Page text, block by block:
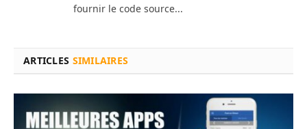
fournir le code source...
ARTICLES SIMILAIRES